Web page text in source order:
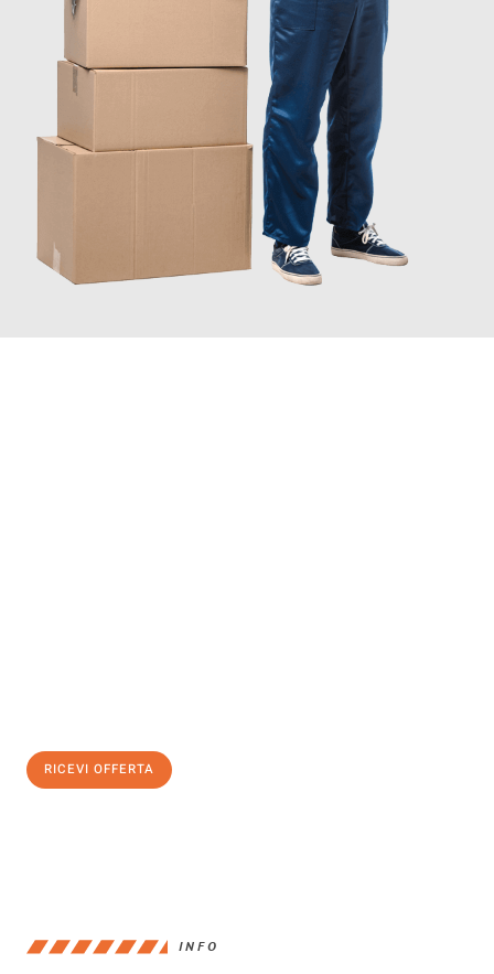
RICEVI OFFERTA
INFO